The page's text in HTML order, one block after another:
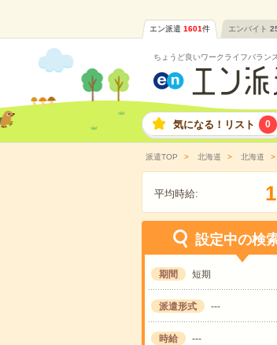
エン派遣 1601件 エンバイト
ちょうど良いワークライフバラン
気になる！リスト 0
派遣TOP 北海道 北海道
平均時給: 1
設定中の検
期間 短期
派遣形式 ---
時給 ---